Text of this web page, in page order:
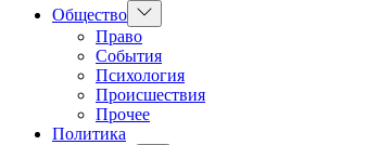
Общество Показать
подменю
Право
События
Психология
Происшествия
Прочее
Политика